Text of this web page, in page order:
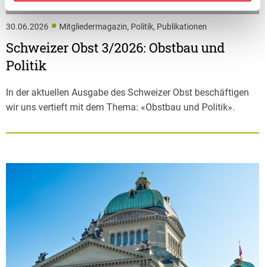
30.06.2026 ■ Mitgliedermagazin, Politik, Publikationen
Schweizer Obst 3/2026: Obstbau und
Politik
In der aktuellen Ausgabe des Schweizer Obst beschäftigen
wir uns vertieft mit dem Thema: «Obstbau und Politik».